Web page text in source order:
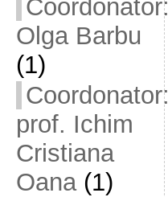
Coordonator:
Olga Barbu
(1)
Coordonator:
prof. Ichim
Cristiana
Oana(1)